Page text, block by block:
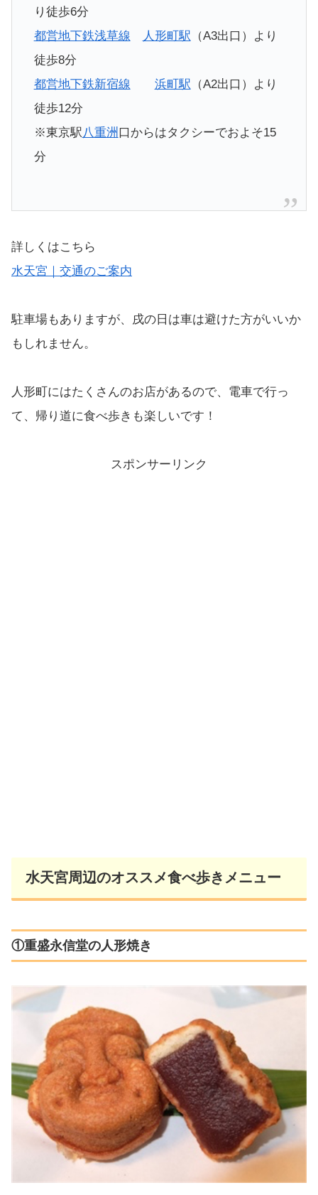
り徒歩6分
都営地下鉄浅草線 人形町駅 （A3出口）より
徒歩8分
都営地下鉄新宿線 浜町駅 （A2出口）より
徒歩12分
※東京駅八重洲 口からはタクシーでおよそ15
分
詳しくはこちら
水天宮｜交通のご案内
駐車場もありますが、戌の日は車は避けた方がいいか
もしれません。
人形町にはたくさんのお店があるので、電車で行っ
て、帰り道に食べ歩きも楽しいです！
スポンサーリンク
水天宮周辺のオススメ食べ歩きメニュー
①重盛永信堂の人形焼き